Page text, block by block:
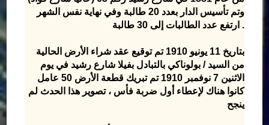
وتم تأسيس الدار بعدد 20 طالبة وفي نهاية نفس الشهر
ارتفع عدد الطالبات إلى 30 طالبة .
بتاريخ 11 يونيو 1910 تم توقيع عقد شراء الأرض الحالية
من السيد / بولوناكي بالتبادل بفيلا شارع رشيد في يوم
الاثنين 7 نوفمبر 1910 تم تبريك قطعة الأرض 50 عامل
كانوا هناك لإعطاء أول ضربة فأس ، تصوير هذا الحدث لم
ينجح